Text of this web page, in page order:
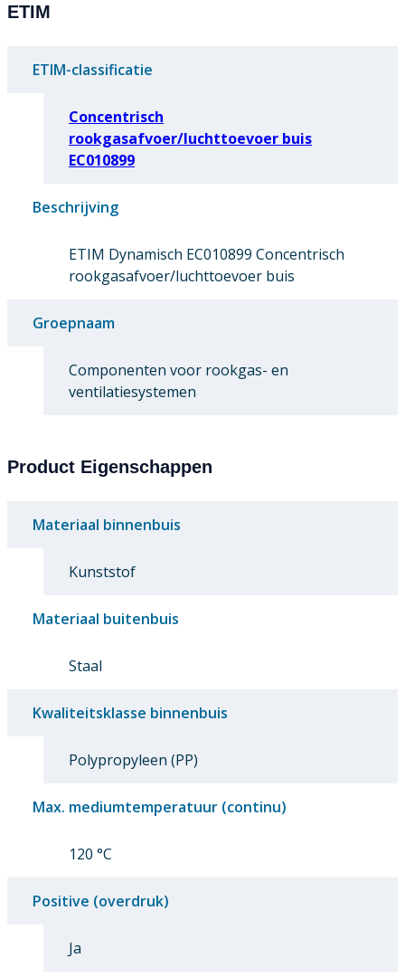
ETIM
ETIM-classificatie
Concentrisch
rookgasafvoer/luchttoevoer buis
EC010899
Beschrijving
ETIM Dynamisch EC010899 Concentrisch
rookgasafvoer/luchttoevoer buis
Groepnaam
Componenten voor rookgas- en
ventilatiesystemen
Product Eigenschappen
Materiaal binnenbuis
Kunststof
Materiaal buitenbuis
Staal
Kwaliteitsklasse binnenbuis
Polypropyleen (PP)
Max. mediumtemperatuur (continu)
120 °C
Positive (overdruk)
Ja